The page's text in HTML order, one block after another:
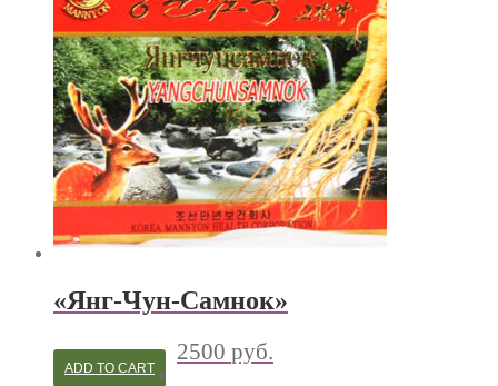
«Янг-Чун-Самнок»
2500 руб.
ADD TO CART